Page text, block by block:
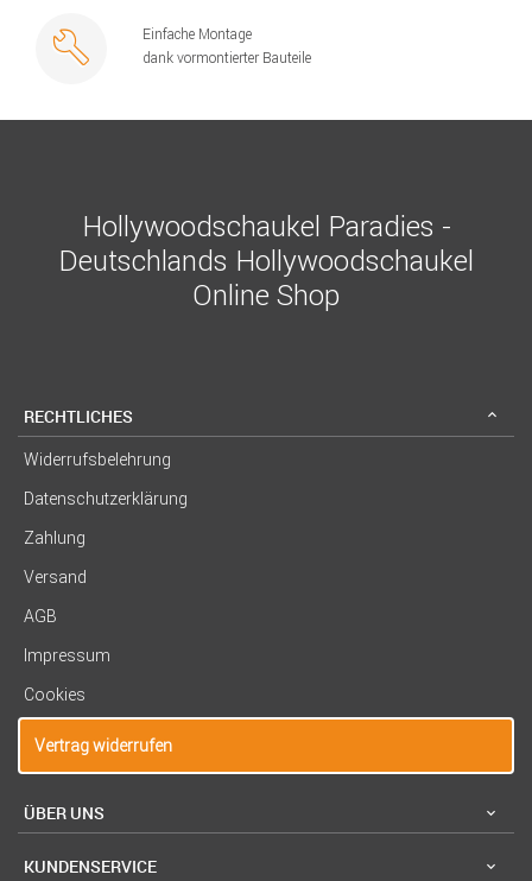
Einfache Montage
dank vormontierter Bauteile
Hollywoodschaukel Paradies -
Deutschlands Hollywoodschaukel
Online Shop
RECHTLICHES
Widerrufsbelehrung
Datenschutzerklärung
Zahlung
Versand
AGB
Impressum
Cookies
Vertrag widerrufen
ÜBER UNS
KUNDENSERVICE